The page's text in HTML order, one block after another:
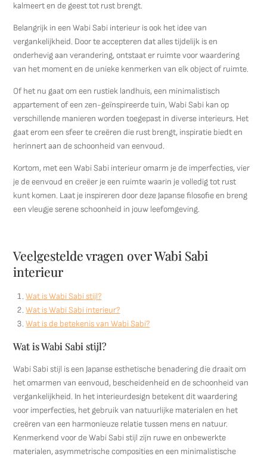
kalmeert en de geest tot rust brengt.
Belangrijk in een Wabi Sabi interieur is ook het idee van
vergankelijkheid. Door te accepteren dat alles tijdelijk is en
onderhevig aan verandering, ontstaat er ruimte voor waardering
van het moment en de unieke kenmerken van elk object of ruimte.
Of het nu gaat om een rustiek landhuis, een minimalistisch
appartement of een zen-geïnspireerde tuin, Wabi Sabi kan op
verschillende manieren worden toegepast in diverse interieurs. Het
gaat erom een sfeer te creëren die rust brengt, inspiratie biedt en
herinnert aan de schoonheid van eenvoud.
Kortom, met een Wabi Sabi interieur omarm je de imperfecties, vier
je de eenvoud en creëer je een ruimte waarin je volledig tot rust
kunt komen. Laat je inspireren door deze Japanse filosofie en breng
een vleugje serene schoonheid in jouw leefomgeving.
Veelgestelde vragen over Wabi Sabi
interieur
Wat is Wabi Sabi stijl?
Wat is Wabi Sabi interieur?
Wat is de betekenis van Wabi Sabi?
Wat is Wabi Sabi stijl?
Wabi Sabi stijl is een Japanse esthetische benadering die draait om
het omarmen van eenvoud, bescheidenheid en de schoonheid van
vergankelijkheid. In het interieurdesign betekent dit waardering
voor imperfecties, het gebruik van natuurlijke materialen en het
creëren van een harmonieuze relatie tussen mens en natuur.
Kenmerkend voor de Wabi Sabi stijl zijn ruwe en onbewerkte
materialen, asymmetrische composities en een minimalistische